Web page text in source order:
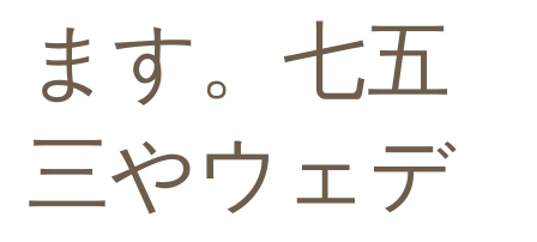
ます。七五
三やウェデ